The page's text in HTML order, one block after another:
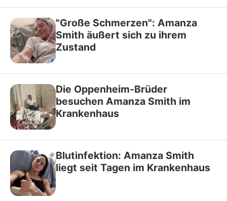
"Große Schmerzen": Amanza
Smith äußert sich zu ihrem
Zustand
Die Oppenheim-Brüder
besuchen Amanza Smith im
Krankenhaus
Blutinfektion: Amanza Smith
liegt seit Tagen im Krankenhaus